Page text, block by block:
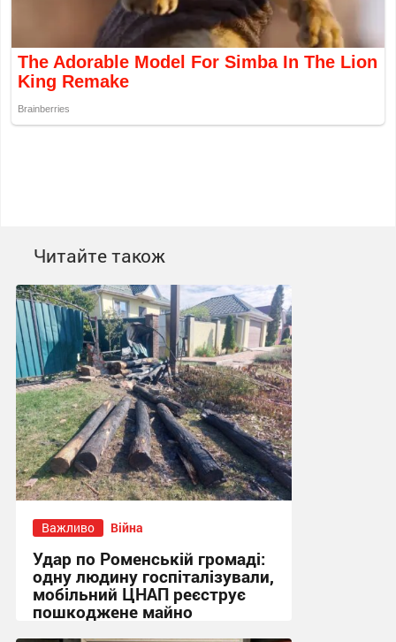
Читайте також
Важливо Війна
Удар по Роменській громаді:
одну людину госпіталізували,
мобільний ЦНАП реєструє
пошкоджене майно